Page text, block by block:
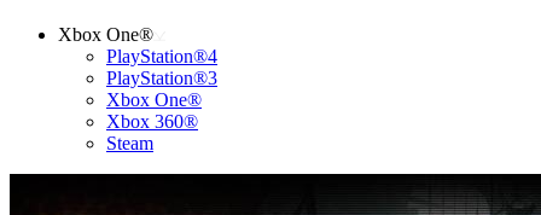
Xbox One®
PlayStation®4
PlayStation®3
Xbox One®
Xbox 360®
Steam